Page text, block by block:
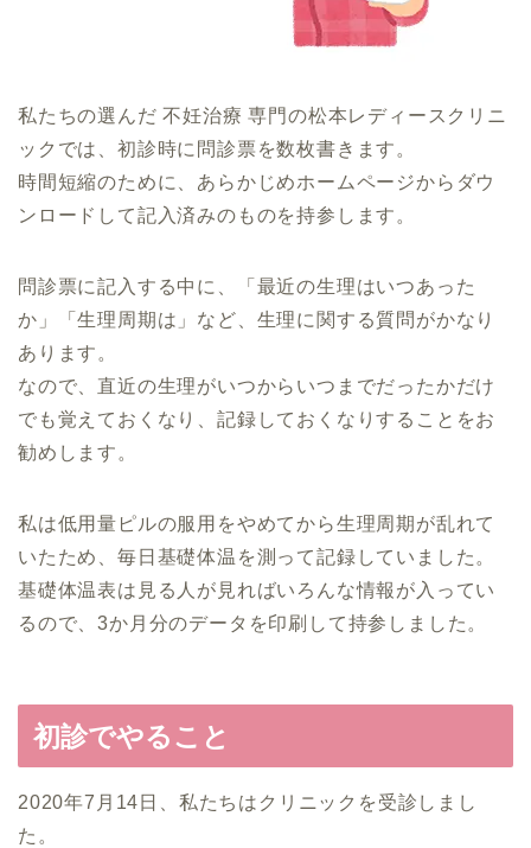
私たちの選んだ 不妊治療 専門の松本レディースクリニ
ックでは、初診時に問診票を数枚書きます。
時間短縮のために、あらかじめホームページからダウ
ンロードして記入済みのものを持参します。
問診票に記入する中に、「最近の生理はいつあった
か」「生理周期は」など、生理に関する質問がかなり
あります。
なので、直近の生理がいつからいつまでだったかだけ
でも覚えておくなり、記録しておくなりすることをお
勧めします。
私は低用量ピルの服用をやめてから生理周期が乱れて
いたため、毎日基礎体温を測って記録していました。
基礎体温表は見る人が見ればいろんな情報が入ってい
るので、3か月分のデータを印刷して持参しました。
初診でやること
2020年7月14日、私たちはクリニックを受診しまし
た。